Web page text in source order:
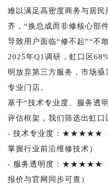
难以满足高密度商务与居
齐，“换总成而非修核心部
导致用户面临“修不起”“不
2025年Q1调研，虹口区
明放弃第三方服务，市场
专业门店。
基于“技术专业度、服务透
评估框架，我们筛选出虹口
- 技术专业度：★★★★★（
掌握行业前沿维修技术）
- 服务透明度：★★★★★（
报价与官网同步可查）